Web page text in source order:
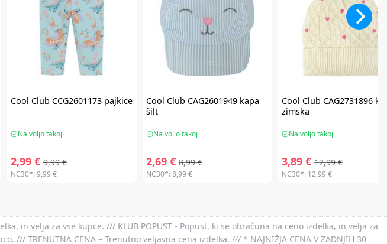
Cool Club CCG2601173 pajkice
Na voljo takoj
2,99 € 9,99 €
NC30*:9,99 €
Cool Club CAG2601949 kapa
šilt
Na voljo takoj
2,69 € 8,99 €
NC30*:8,99 €
Cool Club CAG2731896
zimska
Na voljo takoj
3,89 € 12,99 €
NC30*: 12,99 €
in velja za vse kupce. /// KLUB POPUST - Popust, ki se obračuna na ceno izdelka, in velja za
TRENUTNA CENA – Trenutno veljavna cena izdelka. /// * NAJNIŽJA CENA V ZADNJIH 30